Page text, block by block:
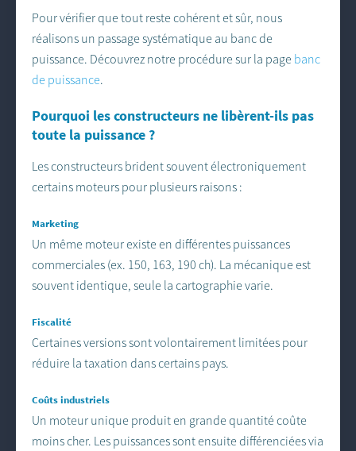
Pour vérifier que tout reste cohérent et sûr, nous
réalisons un passage systématique au banc de
puissance. Découvrez notre procédure sur la page banc
de puissance.
Pourquoi les constructeurs ne libèrent-ils pas
toute la puissance ?
Les constructeurs brident souvent électroniquement
certains moteurs pour plusieurs raisons :
Marketing
Un même moteur existe en différentes puissances
commerciales (ex. 150, 163, 190 ch). La mécanique est
souvent identique, seule la cartographie varie.
Fiscalité
Certaines versions sont volontairement limitées pour
réduire la taxation dans certains pays.
Coûts industriels
Un moteur unique produit en grande quantité coûte
moins cher. Les puissances sont ensuite différenciées via